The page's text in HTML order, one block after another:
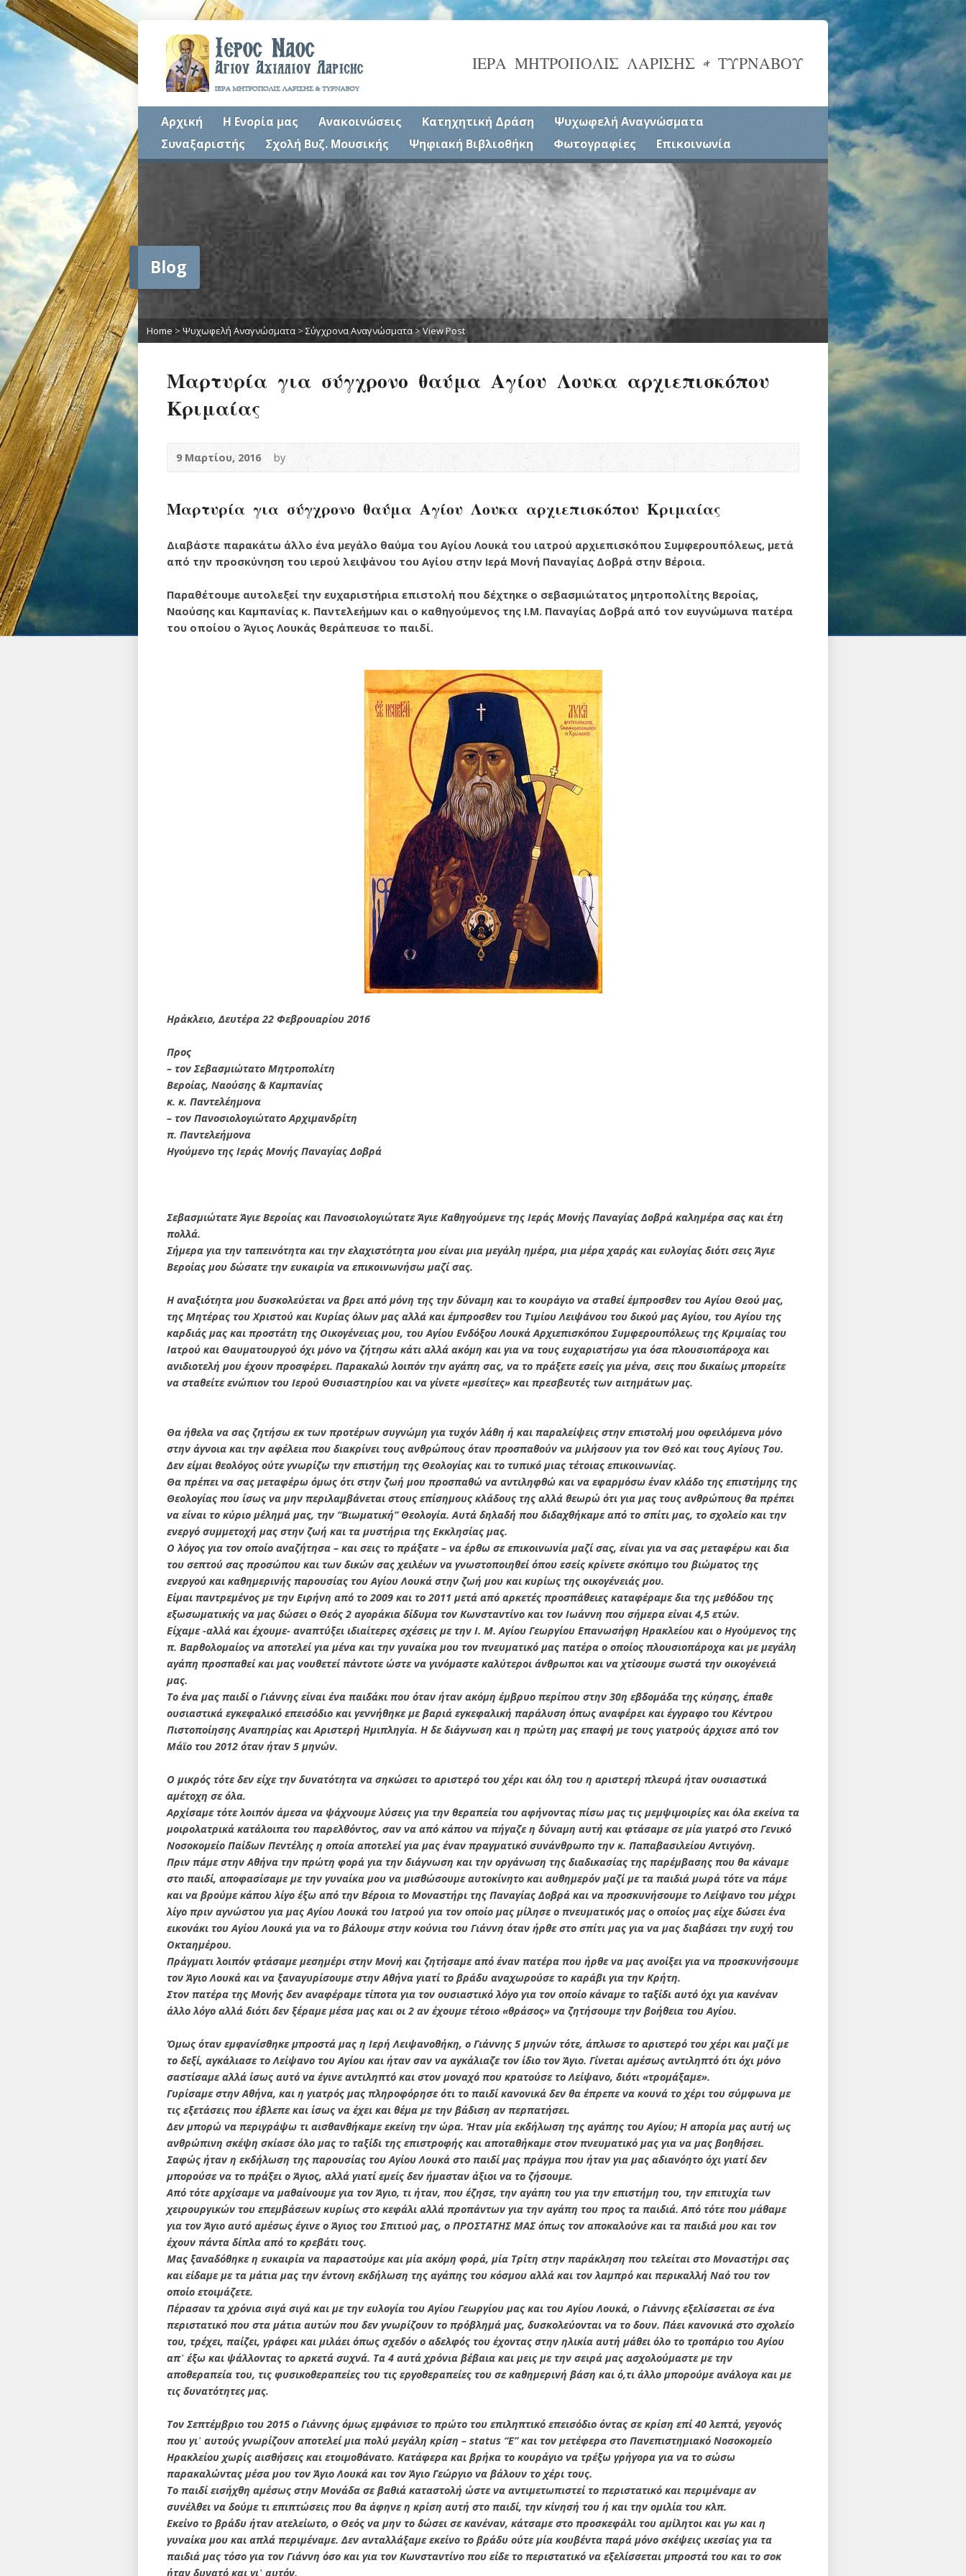
ΙΕΡΑ ΜΗΤΡΟΠΟΛΙΣ ΛΑΡΙΣΗΣ & ΤΥΡΝΑΒΟΥ
Αρχική Η Ενορία μας Ανακοινώσεις Κατηχητική Δράση
Ψυχωφελή Αναγνώσματα
Συναξαριστής
Σχολή Βυζ. Μουσικής Ψηφιακή Βιβλιοθήκη Φωτογραφίες Επικοινωνία
Blog
Home > Ψυχωφελή Αναγνώσματα > Σύγχρονα Αναγνώσματα >View Post
Μαρτυρία για σύγχρονο θαύμα Αγίου Λουκα αρχιεπισκόπου
Κριμαίας
9 Μαρτίου, 2016 by
Μαρτυρία για σύγχρονο θαύμα Αγίου Λουκα αρχιεπισκόπου Κριμαίας
Διαβάστε παρακάτω άλλο ένα μεγάλο θαύμα του Αγίου Λουκά του ιατρού αρχιεπισκόπου Συμφερουπόλεως, μετά
από την προσκύνηση του ιερού λειψάνου του Αγίου στην Ιερά Μονή Παναγίας Δοβρά στην Βέροια.
Παραθέτουμε αυτολεξεί την ευχαριστήρια επιστολή που δέχτηκε ο σεβασμιώτατος μητροπολίτης Βεροίας,
Ναούσης και Καμπανίας κ. Παντελεήμων και ο καθηγούμενος της Ι.Μ. Παναγίας Δοβρά από τον ευγνώμωνα πατέρα
του οποίου ο Άγιος Λουκάς θεράπευσε το παιδί.
Ηράκλειο, Δευτέρα 22 Φεβρουαρίου 2016
Προς
– τον Σεβασμιώτατο Μητροπολίτη
Βεροίας, Ναούσης & Καμπανίας
κ. κ. Παντελέημονα
– τον Πανοσιολογιώτατο Αρχιμανδρίτη
π. Παντελεήμονα
Ηγούμενο της Ιεράς Μονής Παναγίας Δοβρά
Σεβασμιώτατε Άγιε Βεροίας και Πανοσιολογιώτατε Άγιε Καθηγούμενε της Ιεράς Μονής Παναγίας Δοβρά καλημέρα σας και έτη
πολλά.
Σήμερα για την ταπεινότητα και την ελαχιστότητα μου είναι μια μεγάλη ημέρα, μια μέρα χαράς και ευλογίας διότι σεις Άγιε
Βεροίας μου δώσατε την ευκαιρία να επικοινωνήσω μαζί σας.
Η αναξιότητα μου δυσκολεύεται να βρει από μόνη της την δύναμη και το κουράγιο να σταθεί έμπροσθεν του Αγίου Θεού μας,
της Μητέρας του Χριστού και Κυρίας όλων μας αλλά και έμπροσθεν του Τιμίου Λειψάνου του δικού μας Αγίου, του Αγίου της
καρδιάς μας και προστάτη της Οικογένειας μου, του Αγίου Ενδόξου Λουκά Αρχιεπισκόπου Συμφερουπόλεως της Κριμαίας του
Ιατρού και Θαυματουργού όχι μόνο να ζήτησω κάτι αλλά ακόμη και για να τους ευχαριστήσω για όσα πλουσιοπάροχα και
ανιδιοτελή μου έχουν προσφέρει. Παρακαλώ λοιπόν την αγάπη σας, να το πράξετε εσείς για μένα, σεις που δικαίως μπορείτε
να σταθείτε ενώπιον του Ιερού Θυσιαστηρίου και να γίνετε «μεσίτες» και πρεσβευτές των αιτημάτων μας.
Θα ήθελα να σας ζητήσω εκ των προτέρων συγνώμη για τυχόν λάθη ή και παραλείψεις στην επιστολή μου οφειλόμενα μόνο
στην άγνοια και την αφέλεια που διακρίνει τους ανθρώπους όταν προσπαθούν να μιλήσουν για τον Θεό και τους Αγίους Του.
Δεν είμαι θεολόγος ούτε γνωρίζω την επιστήμη της Θεολογίας και το τυπικό μιας τέτοιας επικοινωνίας.
Θα πρέπει να σας μεταφέρω όμως ότι στην ζωή μου προσπαθώ να αντιληφθώ και να εφαρμόσω έναν κλάδο της επιστήμης της
Θεολογίας που ίσως να μην περιλαμβάνεται στους επίσημους κλάδους της αλλά θεωρώ ότι για μας τους ανθρώπους θα πρέπει
να είναι το κύριο μέλημά μας, την “Βιωματική” Θεολογία. Αυτά δηλαδή που διδαχθήκαμε από το σπίτι μας, το σχολείο και την
ενεργό συμμετοχή μας στην ζωή και τα μυστήρια της Εκκλησίας μας.
Ο λόγος για τον οποίο αναζήτησα – και σεις το πράξατε – να έρθω σε επικοινωνία μαζί σας, είναι για να σας μεταφέρω και δια
του σεπτού σας προσώπου και των δικών σας χειλέων να γνωστοποιηθεί όπου εσείς κρίνετε σκόπιμο του βιώματος της
ενεργού και καθημερινής παρουσίας του Αγίου Λουκά στην ζωή μου και κυρίως της οικογένειάς μου.
Είμαι παντρεμένος με την Ειρήνη από το 2009 και το 2011 μετά από αρκετές προσπάθειες καταφέραμε δια της μεθόδου της
εξωσωματικής να μας δώσει ο Θεός 2 αγοράκια δίδυμα τον Κωνσταντίνο και τον Ιωάννη που σήμερα είναι 4,5 ετών.
Είχαμε -αλλά και έχουμε- αναπτύξει ιδιαίτερες σχέσεις με την Ι. Μ. Αγίου Γεωργίου Επανωσήφη Ηρακλείου και ο Ηγούμενος της
π. Βαρθολομαίος να αποτελεί για μένα και την γυναίκα μου τον πνευματικό μας πατέρα ο οποίος πλουσιοπάροχα και με μεγάλη
αγάπη προσπαθεί και μας νουθετεί πάντοτε ώστε να γινόμαστε καλύτεροι άνθρωποι και να χτίσουμε σωστά την οικογένειά
μας.
Το ένα μας παιδί ο Γιάννης είναι ένα παιδάκι που όταν ήταν ακόμη έμβρυο περίπου στην 30η εβδομάδα της κύησης, έπαθε
ουσιαστικά εγκεφαλικό επεισόδιο και γεννήθηκε με βαριά εγκεφαλική παράλυση όπως αναφέρει και έγγραφο του Κέντρου
Πιστοποίησης Αναπηρίας και Αριστερή Ημιπληγία. Η δε διάγνωση και η πρώτη μας επαφή με τους γιατρούς άρχισε από τον
Μάϊο του 2012 όταν ήταν 5 μηνών.
Ο μικρός τότε δεν είχε την δυνατότητα να σηκώσει το αριστερό του χέρι και όλη του η αριστερή πλευρά ήταν ουσιαστικά
αμέτοχη σε όλα.
Αρχίσαμε τότε λοιπόν άμεσα να ψάχνουμε λύσεις για την θεραπεία του αφήνοντας πίσω μας τις μεμψιμοιρίες και όλα εκείνα τα
μοιρολατρικά κατάλοιπα του παρελθόντος, σαν να από κάπου να πήγαζε η δύναμη αυτή και φτάσαμε σε μία γιατρό στο Γενικό
Νοσοκομείο Παίδων Πεντέλης η οποία αποτελεί για μας έναν πραγματικό συνάνθρωπο την κ. Παπαβασιλείου Αντιγόνη.
Πριν πάμε στην Αθήνα την πρώτη φορά για την διάγνωση και την οργάνωση της διαδικασίας της παρέμβασης που θα κάναμε
στο παιδί, αποφασίσαμε με την γυναίκα μου να μισθώσουμε αυτοκίνητο και αυθημερόν μαζί με τα παιδιά μωρά τότε να πάμε
και να βρούμε κάπου λίγο έξω από την Βέροια το Μοναστήρι της Παναγίας Δοβρά και να προσκυνήσουμε το Λείψανο του μέχρι
λίγο πριν αγνώστου για μας Αγίου Λουκά του Ιατρού για τον οποίο μας μίλησε ο πνευματικός μας ο οποίος μας είχε δώσει ένα
εικονάκι του Αγίου Λουκά για να το βάλουμε στην κούνια του Γιάννη όταν ήρθε στο σπίτι μας για να μας διαβάσει την ευχή του
Οκταημέρου.
Πράγματι λοιπόν φτάσαμε μεσημέρι στην Μονή και ζητήσαμε από έναν πατέρα που ήρθε να μας ανοίξει για να προσκυνήσουμε
τον Άγιο Λουκά και να ξαναγυρίσουμε στην Αθήνα γιατί το βράδυ αναχωρούσε το καράβι για την Κρήτη.
Στον πατέρα της Μονής δεν αναφέραμε τίποτα για τον ουσιαστικό λόγο για τον οποίο κάναμε το ταξίδι αυτό όχι για κανέναν
άλλο λόγο αλλά διότι δεν ξέραμε μέσα μας και οι 2 αν έχουμε τέτοιο «θράσος» να ζητήσουμε την βοήθεια του Αγίου.
Όμως όταν εμφανίσθηκε μπροστά μας η Ιερή Λειψανοθήκη, ο Γιάννης 5 μηνών τότε, άπλωσε το αριστερό του χέρι και μαζί με
το δεξί, αγκάλιασε το Λείψανο του Αγίου και ήταν σαν να αγκάλιαζε τον ίδιο τον Άγιο. Γίνεται αμέσως αντιληπτό ότι όχι μόνο
σαστίσαμε αλλά ίσως αυτό να έγινε αντιληπτό και στον μοναχό που κρατούσε το Λείψανο, διότι «τρομάξαμε».
Γυρίσαμε στην Αθήνα, και η γιατρός μας πληροφόρησε ότι το παιδί κανονικά δεν θα έπρεπε να κουνά το χέρι του σύμφωνα με
τις εξετάσεις που έβλεπε και ίσως να έχει και θέμα με την βάδιση αν περπατήσει.
Δεν μπορώ να περιγράψω τι αισθανθήκαμε εκείνη την ώρα. Ήταν μία εκδήλωση της αγάπης του Αγίου; Η απορία μας αυτή ως
ανθρώπινη σκέψη σκίασε όλο μας το ταξίδι της επιστροφής και αποταθήκαμε στον πνευματικό μας για να μας βοηθήσει.
Σαφώς ήταν η εκδήλωση της παρουσίας του Αγίου Λουκά στο παιδί μας πράγμα που ήταν για μας αδιανόητο όχι γιατί δεν
μπορούσε να το πράξει ο Άγιος, αλλά γιατί εμείς δεν ήμασταν άξιοι να το ζήσουμε.
Από τότε αρχίσαμε να μαθαίνουμε για τον Άγιο, τι ήταν, που έζησε, την αγάπη του για την επιστήμη του, την επιτυχία των
χειρουργικών του επεμβάσεων κυρίως στο κεφάλι αλλά προπάντων για την αγάπη του προς τα παιδιά. Από τότε που μάθαμε
για τον Άγιο αυτό αμέσως έγινε ο Άγιος του Σπιτιού μας, ο ΠΡΟΣΤΑΤΗΣ ΜΑΣ όπως τον αποκαλούνε και τα παιδιά μου και τον
έχουν πάντα δίπλα από το κρεβάτι τους.
Μας ξαναδόθηκε η ευκαιρία να παραστούμε και μία ακόμη φορά, μία Τρίτη στην παράκληση που τελείται στο Μοναστήρι σας
και είδαμε με τα μάτια μας την έντονη εκδήλωση της αγάπης του κόσμου αλλά και τον λαμπρό και περικαλλή Ναό του τον
οποίο ετοιμάζετε.
Πέρασαν τα χρόνια σιγά σιγά και με την ευλογία του Αγίου Γεωργίου μας και του Αγίου Λουκά, ο Γιάννης εξελίσσεται σε ένα
περιστατικό που στα μάτια αυτών που δεν γνωρίζουν το πρόβλημά μας, δυσκολεύονται να το δουν. Πάει κανονικά στο σχολείο
του, τρέχει, παίζει, γράφει και μιλάει όπως σχεδόν ο αδελφός του έχοντας στην ηλικία αυτή μάθει όλο το τροπάριο του Αγίου
απ᾽ έξω και ψάλλοντας το αρκετά συχνά. Τα 4 αυτά χρόνια βέβαια και μεις με την σειρά μας ασχολούμαστε με την
αποθεραπεία του, τις φυσικοθεραπείες του τις εργοθεραπείες του σε καθημερινή βάση και ό,τι άλλο μπορούμε ανάλογα και με
τις δυνατότητες μας.
Τον Σεπτέμβριο του 2015 ο Γιάννης όμως εμφάνισε το πρώτο του επιληπτικό επεισόδιο όντας σε κρίση επί 40 λεπτά, γεγονός
που γι᾽ αυτούς γνωρίζουν αποτελεί μια πολύ μεγάλη κρίση – status “Ε” και τον μετέφερα στο Πανεπιστημιακό Νοσοκομείο
Ηρακλείου χωρίς αισθήσεις και ετοιμοθάνατο. Κατάφερα και βρήκα το κουράγιο να τρέξω γρήγορα για να το σώσω
παρακαλώντας μέσα μου τον Άγιο Λουκά και τον Άγιο Γεώργιο να βάλουν το χέρι τους.
Το παιδί εισήχθη αμέσως στην Μονάδα σε βαθιά καταστολή ώστε να αντιμετωπιστεί το περιστατικό και περιμέναμε αν
συνέλθει να δούμε τι επιπτώσεις που θα άφηνε η κρίση αυτή στο παιδί, την κίνησή του ή και την ομιλία του κλπ.
Εκείνο το βράδυ ήταν ατελείωτο, ο Θεός να μην το δώσει σε κανέναν, κάτσαμε στο προσκεφάλι του αμίλητοι και γω και η
γυναίκα μου και απλά περιμέναμε. Δεν ανταλλάξαμε εκείνο το βράδυ ούτε μία κουβέντα παρά μόνο σκέψεις ικεσίας για τα
παιδιά μας τόσο για τον Γιάννη όσο και για τον Κωνσταντίνο που είδε το περιστατικό να εξελίσσεται μπροστά του και το σοκ
ήταν δυνατό και γι᾽ αυτόν.